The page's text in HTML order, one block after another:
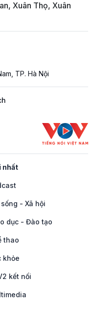
Xuân Thọ, Xuân
TP. Hà Nội
nhất
- Xã hội
dục - Đào tạo
thao
khỏe
kết nối